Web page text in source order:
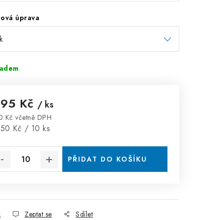
úprava
Kč / ks
Kč včetně DPH
cena:
Kč / 10 ks
PŘIDAT DO KOŠÍKU
Zeptat se Sdílet